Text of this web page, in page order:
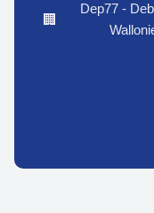
🏢
Dep77 -